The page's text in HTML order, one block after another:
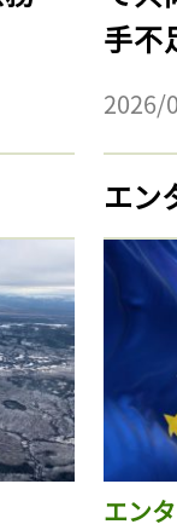
手不
2026/
エン
エン